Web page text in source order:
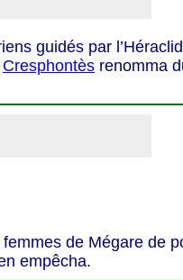
guidés par
Cresphontès renomma
de Mégare de
empêcha.